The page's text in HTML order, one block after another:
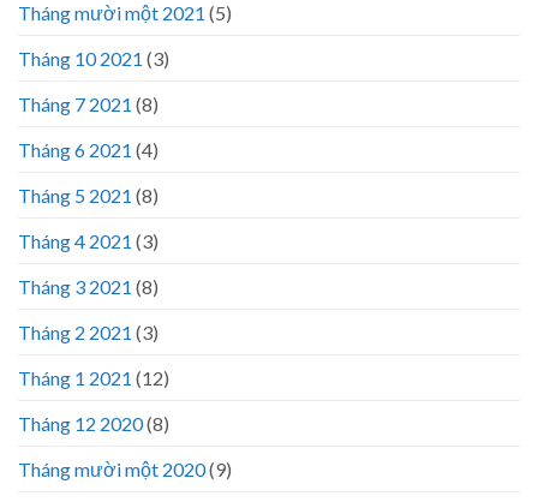
Tháng mười một 2021 (5)
Tháng 10 2021 (3)
Tháng 7 2021 (8)
Tháng 6 2021 (4)
Tháng 5 2021 (8)
Tháng 4 2021 (3)
Tháng 3 2021 (8)
Tháng 2 2021 (3)
Tháng 1 2021 (12)
Tháng 12 2020(8)
Tháng mười một 2020(9)